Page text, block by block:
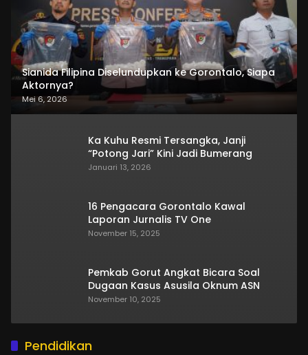
Sianida Filipina Diselundupkan ke Gorontalo, Siapa
Aktornya?
Mei 6, 2026
Ka Kuhu Resmi Tersangka, Janji
“Potong Jari” Kini Jadi Bumerang
Januari 13, 2026
16 Pengacara Gorontalo Kawal
Laporan Jurnalis TV One
November 15, 2025
Pemkab Gorut Angkat Bicara Soal
Dugaan Kasus Asusila Oknum ASN
November 10, 2025
Pendidikan